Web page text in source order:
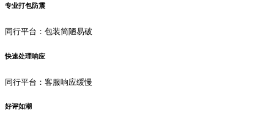
专业打包防震
同行平台：包装简陋易破
快速处理响应
同行平台：客服响应缓慢
好评如潮